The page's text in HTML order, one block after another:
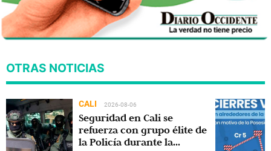
OTRAS NOTICIAS
CALI 2026-08-06
Seguridad en Cali se
refuerza con grupo élite de
la Policía durante la